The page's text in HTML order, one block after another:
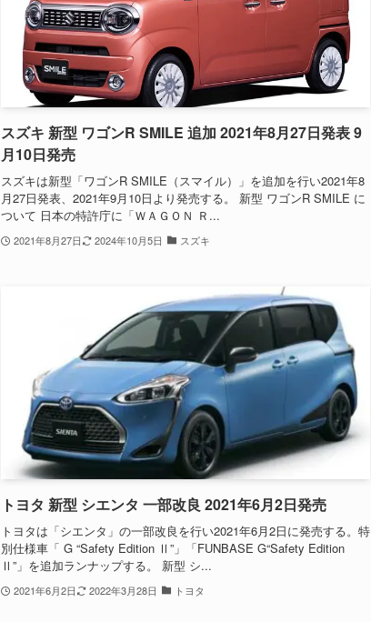
スズキ 新型 ワゴンR SMILE 追加 2021年8月27日発表 9
月10日発売
スズキは新型「ワゴンR SMILE（スマイル）」を追加を行い2021年8
月27日発表、2021年9月10日より発売する。 新型 ワゴンR SMILE に
ついて 日本の特許庁に「ＷＡＧＯＮ Ｒ...
2021年8月27日 2024年10月5日 スズキ
トヨタ 新型 シエンタ 一部改良 2021年6月2日発売
トヨタは「シエンタ」の一部改良を行い2021年6月2日に発売する。特
別仕様車「 G “Safety Edition Ⅱ”」「FUNBASE G“Safety Edition
Ⅱ”」を追加ランナップする。 新型 シ...
2021年6月2日 2022年3月28日 トヨタ